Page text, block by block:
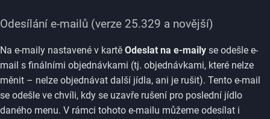
Odesílání e-mailů (verze 25.329 a novější)
Na e-maily nastavené v kartě Odeslat na e-maily se odešle e-
mail s finálními objednávkami (tj. objednávkami, které nelze
měnit – nelze objednávat další jídla, ani je rušit). Tento e-mail
se odešle ve chvíli, kdy se uzavře rušení pro poslední jídlo
daného menu. V rámci tohoto e-mailu můžeme odesílat i